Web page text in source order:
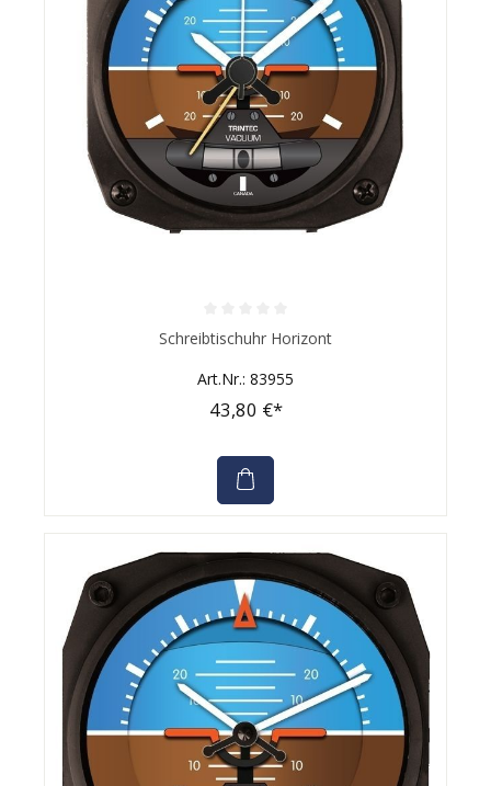
Durchschnittliche Bewertung von 0 von 5 Sternen
Schreibtischuhr Horizont
Art.Nr.: 83955
43,80 €*